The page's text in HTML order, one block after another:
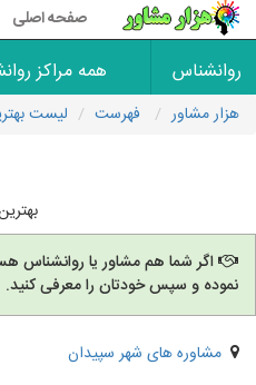
صفحه اصلی
روانشناس همه مراکز
هزار مشاور فهرست لیست
اگر شما هم مشاور یا روانشناس
نموده و سپس خودتان را معرفی کنید.
مشاوره های شهر سپیدان